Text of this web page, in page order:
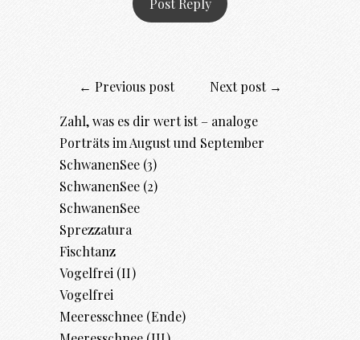
← Previous post Next post →
Zahl, was es dir wert ist – analoge
Porträts im August und September
SchwanenSee (3)
SchwanenSee (2)
SchwanenSee
Sprezzatura
Fischtanz
Vogelfrei (II)
Vogelfrei
Meeresschnee (Ende)